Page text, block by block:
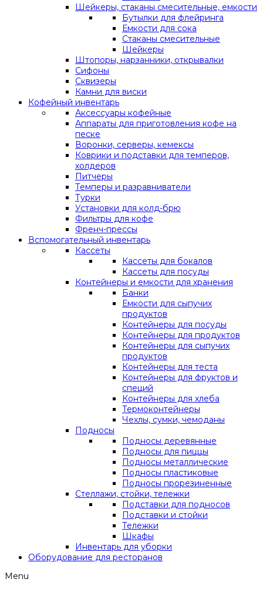
Шейкеры, стаканы смесительные, емкости
Бутылки для флейринга
Емкости для сока
Стаканы смесительные
Шейкеры
Штопоры, нарзанники, открывалки
Сифоны
Сквизеры
Камни для виски
Кофейный инвентарь
Аксессуары кофейные
Аппараты для приготовления кофе на
песке
Воронки, серверы, кемексы
Коврики и подставки для темперов,
холдеров
Питчеры
Темперы и разравниватели
Турки
Установки для колд-брю
Фильтры для кофе
Френч-прессы
Вспомогательный инвентарь
Кассеты
Кассеты для бокалов
Кассеты для посуды
Контейнеры и емкости для хранения
Банки
Емкости для сыпучих
продуктов
Контейнеры для посуды
Контейнеры для продуктов
Контейнеры для сыпучих
продуктов
Контейнеры для теста
Контейнеры для фруктов и
специй
Контейнеры для хлеба
Термоконтейнеры
Чехлы, сумки, чемоданы
Подносы
Подносы деревянные
Подносы для пиццы
Подносы металлические
Подносы пластиковые
Подносы прорезиненные
Стеллажи, стойки, тележки
Подставки для подносов
Подставки и стойки
Тележки
Шкафы
Инвентарь для уборки
Оборудование для ресторанов
Menu